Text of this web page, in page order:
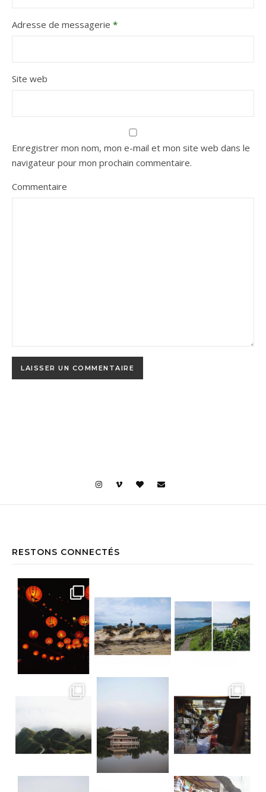
Adresse de messagerie *
Site web
Enregistrer mon nom, mon e-mail et mon site web dans le
navigateur pour mon prochain commentaire.
Commentaire
RESTONS CONNECTÉS